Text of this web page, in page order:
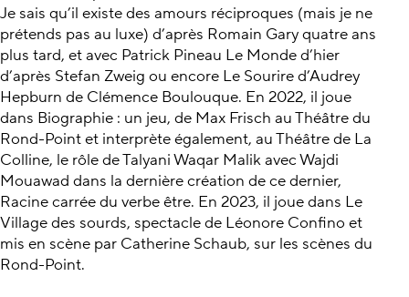
Je sais qu’il existe des amours réciproques (mais je ne
prétends pas au luxe) d’après Romain Gary quatre ans
plus tard, et avec Patrick Pineau Le Monde d’hier
d’après Stefan Zweig ou encore Le Sourire d’Audrey
Hepburn de Clémence Boulouque. En 2022, il joue
dans Biographie : un jeu, de Max Frisch au Théâtre du
Rond-Point et interprète également, au Théâtre de La
Colline, le rôle de Talyani Waqar Malik avec Wajdi
Mouawad dans la dernière création de ce dernier,
Racine carrée du verbe être. En 2023, il joue dans Le
Village des sourds, spectacle de Léonore Confino et
mis en scène par Catherine Schaub, sur les scènes du
Rond-Point.